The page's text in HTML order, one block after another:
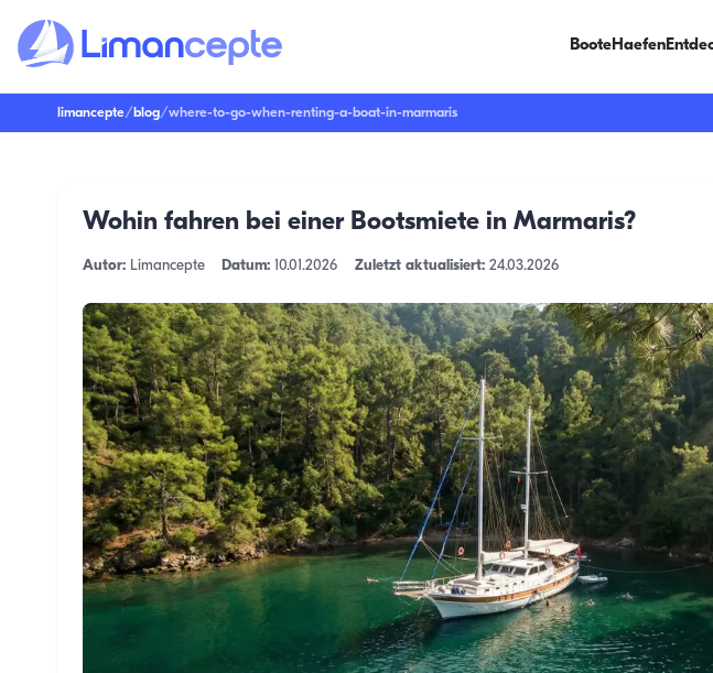
BooteHaefen
limancepte/ blog/where-to-go-when-renting-a-boat-in-marmaris
Wohin fahren bei einer Bootsmiete in Marmaris?
Autor:Limancepte Datum: 10.01.2026 Zuletzt aktualisiert: 24.03.2026